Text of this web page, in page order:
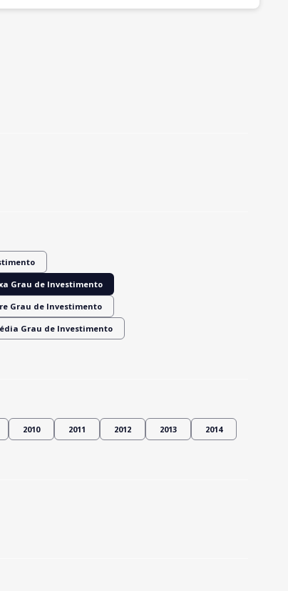
Grau de Investimento
Grau de Investimento
Grau de Investimento
2010 2011 2012 2013 2014